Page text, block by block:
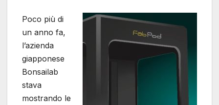
Poco più di
un anno fa,
l’azienda
giapponese
Bonsailab
stava
mostrando le